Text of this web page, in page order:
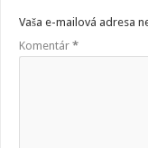
Vaša e-mailová adresa
Komentár *